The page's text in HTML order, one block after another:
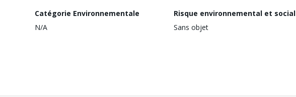
Catégorie Environnementale
N/A
Risque environnemental et social
Sans objet